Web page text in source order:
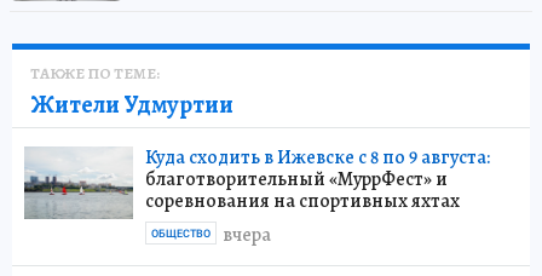
ТАКЖЕ ПО ТЕМЕ:
Жители Удмуртии
Куда сходить в Ижевске с 8 по 9 августа:
благотворительный «МуррФест» и
соревнования на спортивных яхтах
вчера
ОБЩЕСТВО